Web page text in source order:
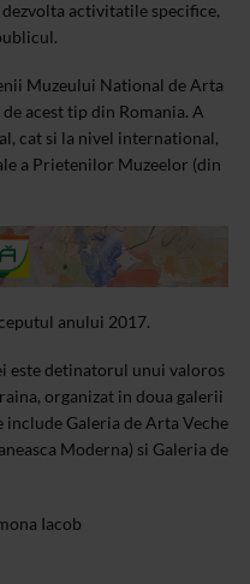
activitatile specifice,
Muzeului National de Arta
acest tip din Romania. A
cat si la nivel international,
a Prietenilor Muzeelor (din
anului 2017.
este detinatorul unui valoros
organizat in doua galerii
Galeria de Arta Veche
Moderna) si Galeria de
Iacob